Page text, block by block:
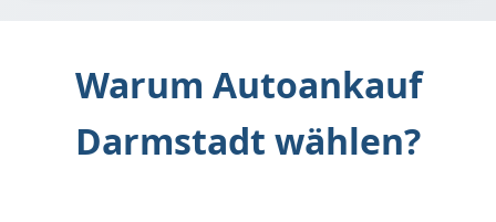
Warum Autoankauf
Darmstadt wählen?